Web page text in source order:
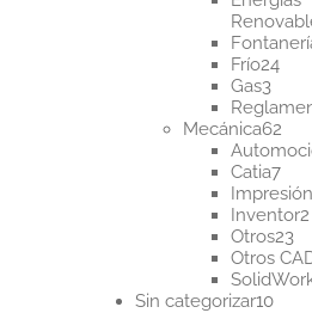
Frío2424
Gas33
Mecánica6262
Catia77
Inventor22
Otros2323
Otros
Sin categorizar1010